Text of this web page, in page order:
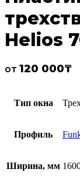
Helios
от 120 000₸
Тип окна
Профиль
Ширина, мм